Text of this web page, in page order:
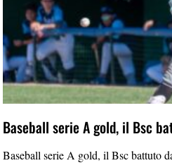
Baseball serie A gold, il Bsc
Baseball serie A gold, il Bsc battuto